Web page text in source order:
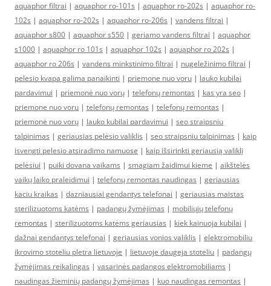
aquaphor filtrai | aquaphor ro-101s | aquaphor ro-202s | aquaphor ro-
102s | aquaphor ro-202s | aquaphor ro-206s | vandens filtrai |
aquaphor s800 | aquaphor s550 | geriamo vandens filtrai | aquaphor
s1000 | aquaphor ro 101s | aquaphor 102s | aquaphor ro 202s |
aquaphor ro 206s | vandens minkstinimo filtrai | nugeležinimo filtrai |
pelesio kvapa galima panaikinti | priemone nuo voru | lauko kubilai
pardavimui | priemonė nuo vorų | telefonų remontas | kas yra seo |
priemone nuo voru | telefonų remontas | telefonų remontas |
priemonė nuo vorų | lauko kubilai pardavimui | seo straipsniu
talpinimas | geriausias pelėsio valiklis | seo straipsniu talpinimas | kaip
isvengti pelesio atsiradimo namuose | kaip išsirinkti geriausią valiklį
pelėsiui | puiki dovana vaikams | smagiam žaidimui kieme | aikštelės
vaikų laiko praleidimui | telefonų remontas naudingas | geriausias
kaciu kraikas | dazniausiai gendantys telefonai | geriausias maistas
sterilizuotoms katėms | padangų žymėjimas | mobiliųjų telefonų
remontas | sterilizuotoms katėms geriausias | kiek kainuoja kubilai |
dažnai gendantys telefonai | geriausias vonios valiklis | elektromobiliu
ikrovimo stoteliu pletra lietuvoje | lietuvoje daugeja stoteliu | padangų
žymėjimas reikalingas | vasarinės padangos elektromobiliams |
naudingas žieminių padangų žymėjimas | kuo naudingas remontas |